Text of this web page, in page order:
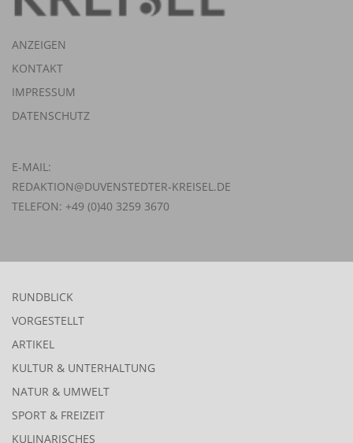
ANZEIGEN
KONTAKT
IMPRESSUM
DATENSCHUTZ
E-MAIL:
REDAKTION@DUVENSTEDTER-KREISEL.DE
TELEFON: +49 (0)40 3259 3670
RUNDBLICK
VORGESTELLT
ARTIKEL
KULTUR & UNTERHALTUNG
NATUR & UMWELT
SPORT & FREIZEIT
KULINARISCHES